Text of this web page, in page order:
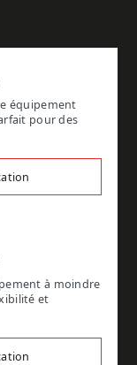
équipement
pour des
à moindre
et